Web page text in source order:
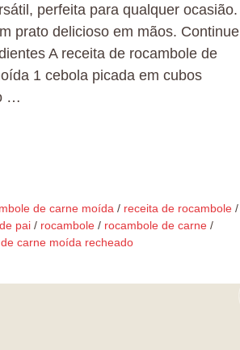
perfeita para qualquer ocasião.
prato delicioso em mãos. Continue
A receita de rocambole de
1 cebola picada em cubos
…
de carne moída / receita de rocambole /
pai / rocambole / rocambole de carne /
carne moída recheado